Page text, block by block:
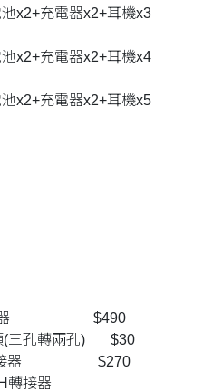
池x2+充電器x2+耳機x3
池x2+充電器x2+耳機x4
池x2+充電器x2+耳機x5
轉接器 $490
(三孔轉兩孔) $30
轉接器 $270
接器